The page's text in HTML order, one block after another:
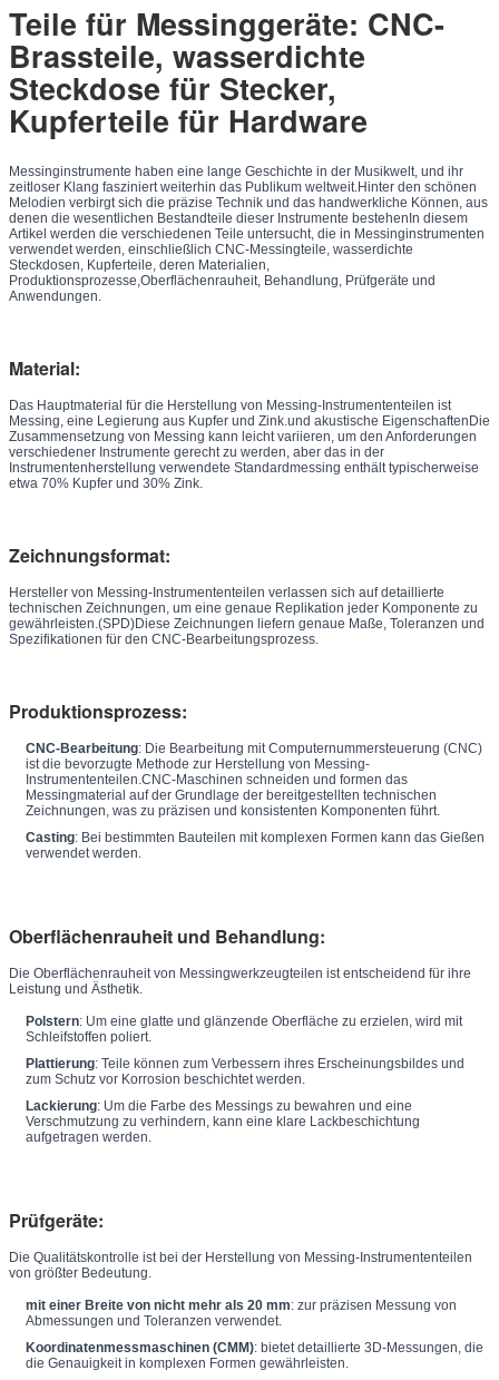
Teile für Messinggeräte: CNC-
Brassteile, wasserdichte
Steckdose für Stecker,
Kupferteile für Hardware
Messinginstrumente haben eine lange Geschichte in der Musikwelt, und ihr
zeitloser Klang fasziniert weiterhin das Publikum weltweit.Hinter den schönen
Melodien verbirgt sich die präzise Technik und das handwerkliche Können, aus
denen die wesentlichen Bestandteile dieser Instrumente bestehenIn diesem
Artikel werden die verschiedenen Teile untersucht, die in Messinginstrumenten
verwendet werden, einschließlich CNC-Messingteile, wasserdichte
Steckdosen, Kupferteile, deren Materialien,
Produktionsprozesse,Oberflächenrauheit, Behandlung, Prüfgeräte und
Anwendungen.
Material:
Das Hauptmaterial für die Herstellung von Messing-Instrumententeilen ist
Messing, eine Legierung aus Kupfer und Zink.und akustische EigenschaftenDie
Zusammensetzung von Messing kann leicht variieren, um den Anforderungen
verschiedener Instrumente gerecht zu werden, aber das in der
Instrumentenherstellung verwendete Standardmessing enthält typischerweise
etwa 70% Kupfer und 30% Zink.
Zeichnungsformat:
Hersteller von Messing-Instrumententeilen verlassen sich auf detaillierte
technischen Zeichnungen, um eine genaue Replikation jeder Komponente zu
gewährleisten.(SPD)Diese Zeichnungen liefern genaue Maße, Toleranzen und
Spezifikationen für den CNC-Bearbeitungsprozess.
Produktionsprozess:
CNC-Bearbeitung: Die Bearbeitung mit Computernummersteuerung (CNC)
ist die bevorzugte Methode zur Herstellung von Messing-
Instrumententeilen.CNC-Maschinen schneiden und formen das
Messingmaterial auf der Grundlage der bereitgestellten technischen
Zeichnungen, was zu präzisen und konsistenten Komponenten führt.
Casting: Bei bestimmten Bauteilen mit komplexen Formen kann das Gießen
verwendet werden.
Oberflächenrauheit und Behandlung:
Die Oberflächenrauheit von Messingwerkzeugteilen ist entscheidend für ihre
Leistung und Ästhetik.
Polstern: Um eine glatte und glänzende Oberfläche zu erzielen, wird mit
Schleifstoffen poliert.
Plattierung: Teile können zum Verbessern ihres Erscheinungsbildes und
zum Schutz vor Korrosion beschichtet werden.
Lackierung: Um die Farbe des Messings zu bewahren und eine
Verschmutzung zu verhindern, kann eine klare Lackbeschichtung
aufgetragen werden.
Prüfgeräte:
Die Qualitätskontrolle ist bei der Herstellung von Messing-Instrumententeilen
von größter Bedeutung.
mit einer Breite von nicht mehr als 20 mm: zur präzisen Messung von
Abmessungen und Toleranzen verwendet.
Koordinatenmessmaschinen (CMM): bietet detaillierte 3D-Messungen, die
die Genauigkeit in komplexen Formen gewährleisten.